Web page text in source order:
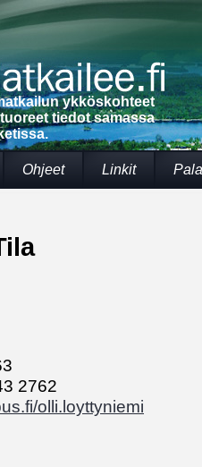
ykköskohteet
tiedot samassa
Ohjeet Linkit
2762
olli.loyttyniemi